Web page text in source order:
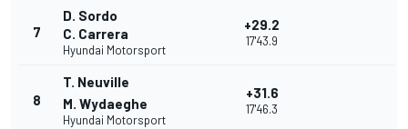
7
D. Sordo
C. Carrera
Hyundai Motorsport
+29.2
17'43.9
8
T. Neuville
M. Wydaeghe
Hyundai Motorsport
+31.6
17'46.3